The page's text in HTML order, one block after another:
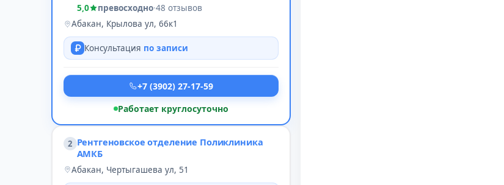
5,0 превосходно·48 отзывов
Абакан, Крылова ул, 66к1
Консультация по записи
+7 (3902) 27-17-59
Работает круглосуточно
2 Рентгеновское отделение Поликлиника
АМКБ
Абакан, Чертыгашева ул, 51